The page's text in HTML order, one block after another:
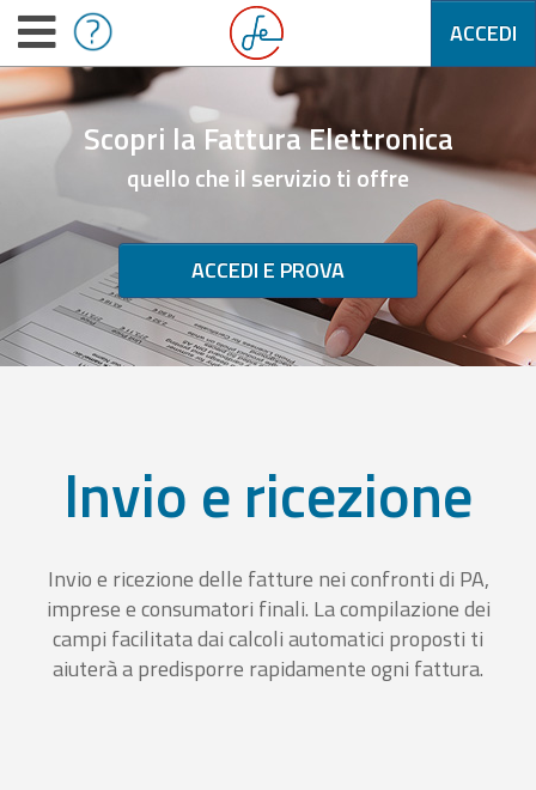
ACCEDI
Scopri la Fattura Elettronica
quello che il servizio ti offre
ACCEDI E PROVA
Invio e ricezione
Invio e ricezione delle fatture nei confronti di PA,
imprese e consumatori finali. La compilazione dei
campi facilitata dai calcoli automatici proposti ti
aiuterà a predisporre rapidamente ogni fattura.